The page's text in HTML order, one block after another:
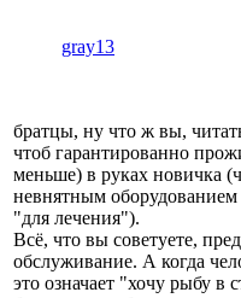
gray13
братцы, ну что ж вы,
чтоб гарантированно
меньше) в руках новичка
невнятным
"для лечения").
Всё, что вы советуете,
обслуживание. А когда
это означает "хочу рыбу в